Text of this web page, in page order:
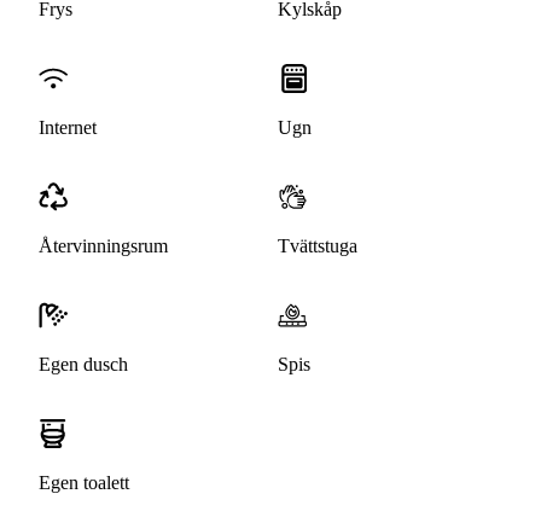
Frys Kylskåp
Internet Ugn
Återvinningsrum Tvättstuga
Egen dusch Spis
Egen toalett